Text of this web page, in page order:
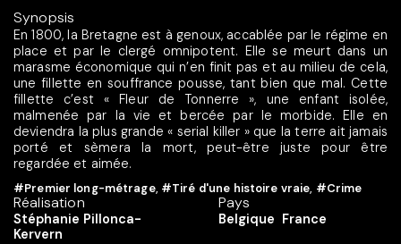
Synopsis
En 1800, la Bretagne est à genoux, accablée par le régime en
place et par le clergé omnipotent. Elle se meurt dans un
marasme économique qui n’en finit pas et au milieu de cela,
une fillette en souffrance pousse, tant bien que mal. Cette
fillette c’est « Fleur de Tonnerre », une enfant isolée,
malmenée par la vie et bercée par le morbide. Elle en
deviendra la plus grande « serial killer » que la terre ait jamais
porté et sèmera la mort, peut-être juste pour être
regardée et aimée.
#Premier long-métrage, #Tiré d'une histoire vraie, #Crime
Réalisation
Stéphanie Pillonca-
Kervern
Pays
Belgique France